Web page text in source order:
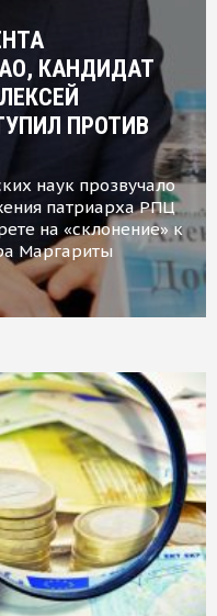
КАНДИДАТ
ПРОТИВ
наук прозвучало
патриарха РПЦ
на «склонение» к
Маргариты